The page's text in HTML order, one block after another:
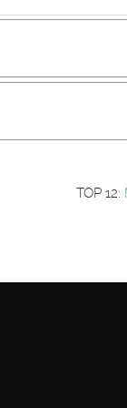
a colocar
TOP 12: